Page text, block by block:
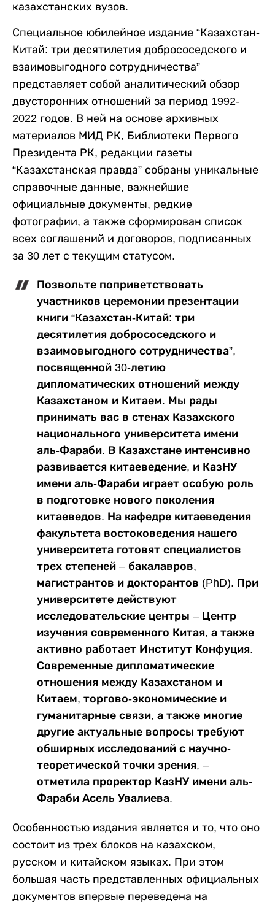
казахстанских вузов.
Специальное юбилейное издание “Казахстан-
Китай: три десятилетия добрососедского и
взаимовыгодного сотрудничества”
представляет собой аналитический обзор
двусторонних отношений за период 1992-
2022 годов. В ней на основе архивных
материалов МИД РК, Библиотеки Первого
Президента РК, редакции газеты
“Казахстанская правда” собраны уникальные
справочные данные, важнейшие
официальные документы, редкие
фотографии, а также сформирован список
всех соглашений и договоров, подписанных
за 30 лет с текущим статусом.
Позвольте поприветствовать
участников церемонии презентации
книги “Казахстан-Китай: три
десятилетия добрососедского и
взаимовыгодного сотрудничества”,
посвященной 30-летию
дипломатических отношений между
Казахстаном и Китаем. Мы рады
принимать вас в стенах Казахского
национального университета имени
аль-Фараби. В Казахстане интенсивно
развивается китаеведение, и КазНУ
имени аль-Фараби играет особую роль
в подготовке нового поколения
китаеведов. На кафедре китаеведения
факультета востоковедения нашего
университета готовят специалистов
трех степеней – бакалавров,
магистрантов и докторантов (PhD). При
университете действуют
исследовательские центры – Центр
изучения современного Китая, а также
активно работает Институт Конфуция.
Современные дипломатические
отношения между Казахстаном и
Китаем, торгово-экономические и
гуманитарные связи, а также многие
другие актуальные вопросы требуют
обширных исследований с научно-
теоретической точки зрения, –
отметила проректор КазНУ имени аль-
Фараби Асель Увалиева.
Особенностью издания является и то, что оно
состоит из трех блоков на казахском,
русском и китайском языках. При этом
большая часть представленных официальных
документов впервые переведена на